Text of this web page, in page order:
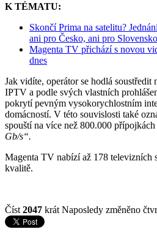
K TÉMATU:
Skončí Prima na satelitu?
ani pro Česko, ani pro Slovensko
Magenta TV přichází s novou
dnes
Jak vidíte, operátor se hodlá
IPTV a podle svých vlastních
pokrytí pevným vysokorychlostním
domácností. V této souvislosti také
spouští na více než 800.000
Gb/s“.
Magenta TV nabízí až 178 televizních
kvalitě.
Číst 2047 krát Naposledy změněno